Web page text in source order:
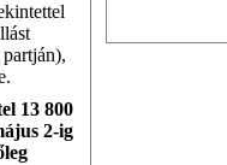
13 800
2-ig